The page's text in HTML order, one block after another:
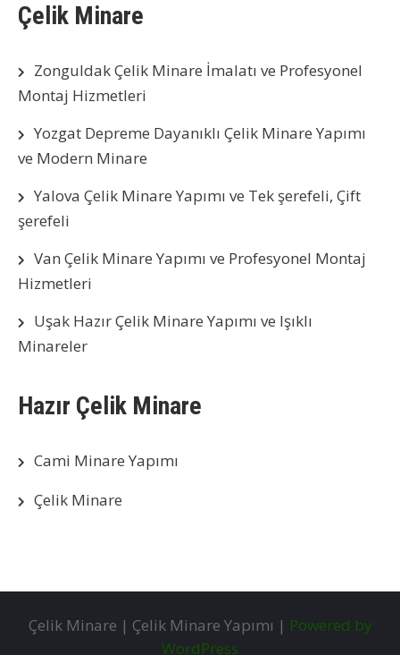
Çelik Minare
Zonguldak Çelik Minare İmalatı ve Profesyonel
Montaj Hizmetleri
Yozgat Depreme Dayanıklı Çelik Minare Yapımı
ve Modern Minare
Yalova Çelik Minare Yapımı ve Tek şerefeli, Çift
şerefeli
Van Çelik Minare Yapımı ve Profesyonel Montaj
Hizmetleri
Uşak Hazır Çelik Minare Yapımı ve Işıklı
Minareler
Hazır Çelik Minare
Cami Minare Yapımı
Çelik Minare
Çelik Minare | Çelik Minare Yapımı | Powered by
WordPress